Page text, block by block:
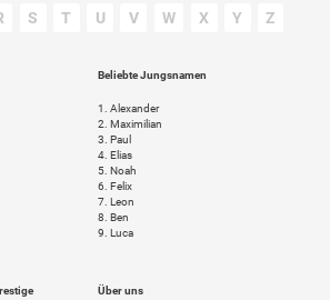
S T U V W X Y Z
Beliebte Jungsnamen
1.
Alexander
2. Maximilian
3. Paul
4. Elias
5. Noah
6. Felix
7. Leon
8. Ben
9. Luca
Über uns